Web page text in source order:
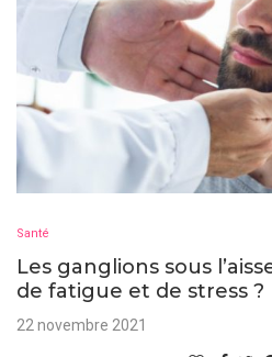
Santé
Les ganglions sous
de fatigue et de stress ?
22 novembre 2021